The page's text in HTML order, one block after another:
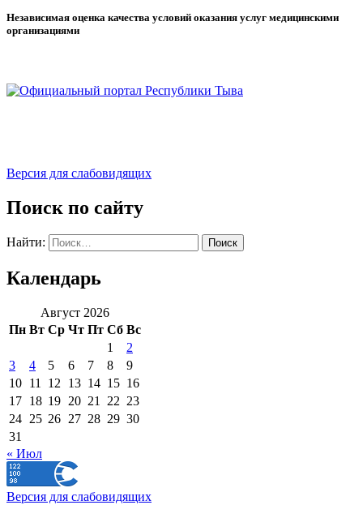
Независимая оценка качества условий оказания услуг медицинскими
организациями
Версия для слабовидящих
Поиск по сайту
Найти:
Календарь
Август 2026
Пн Вт Ср Чт Пт Сб Вс
1
2
3
4 5 6 7 8
9
10 11 12 13 14 15 16
17 18 19 20 21 22 23
24 25 26 27 28 29 30
31
« Июл
Версия для слабовидящих